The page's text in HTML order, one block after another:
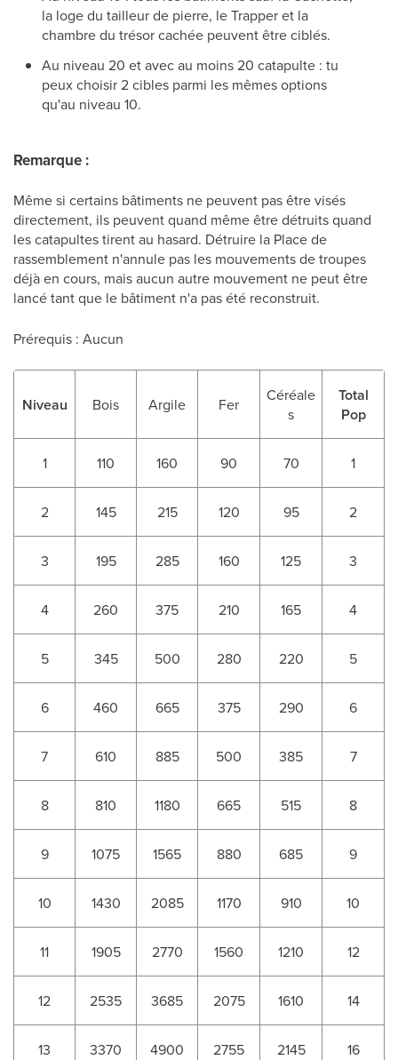
la loge du tailleur de pierre, le Trapper et la
chambre du trésor cachée peuvent être ciblés.
Au niveau 20 et avec au moins 20 catapulte : tu
peux choisir 2 cibles parmi les mêmes options
qu'au niveau 10.
Remarque :
Même si certains bâtiments ne peuvent pas être visés
directement, ils peuvent quand même être détruits quand
les catapultes tirent au hasard. Détruire la Place de
rassemblement n'annule pas les mouvements de troupes
déjà en cours, mais aucun autre mouvement ne peut être
lancé tant que le bâtiment n'a pas été reconstruit.
Prérequis : Aucun
Niveau Bois Argile Fer
Céréale
s
Total
Pop
1 110 160 90 70 1
2 145 215 120 95 2
3 195 285 160 125 3
4 260 375 210 165 4
5 345 500 280 220 5
6 460 665 375 290 6
7 610 885 500 385 7
8 810 1180 665 515 8
9 1075 1565 880 685 9
10 1430 2085 1170 910 10
11 1905 2770 1560 1210 12
12 2535 3685 2075 1610 14
13 3370 4900 2755 2145 16